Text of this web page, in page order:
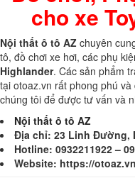
cho xe
Nội thất ô tô AZ chuyên
tô, đồ chơi xe hơi, các phụ
Highlander. Các sản phẩm
tại otoaz.vn rất phong phú
chúng tôi để được tư vấn và
Nội thất ô tô AZ
Địa chỉ: 23 Linh Đường,
Hotline: 0932211922 –
Website: https://